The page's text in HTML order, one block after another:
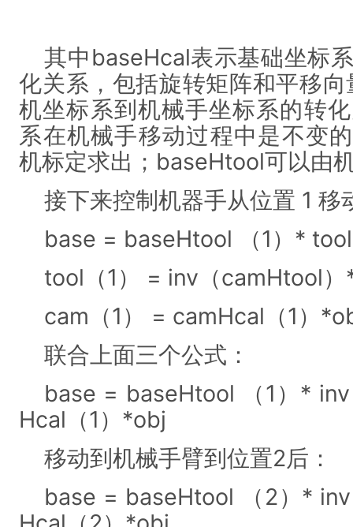
其中baseHcal表示基础坐标
化关系，包括旋转矩阵和平移
机坐标系到机械手坐标系的转
系在机械手移动过程中是不变
机标定求出；baseHtool可以由
接下来控制机器手从位置 1 移
base = baseHtool （1）*
tool（1） = inv（camHtool）
cam（1） = camHcal（1）
联合上面三个公式：
base = baseHtool （1）*
Hcal（1）*obj
移动到机械手臂到位置2后：
base = baseHtool （2）*